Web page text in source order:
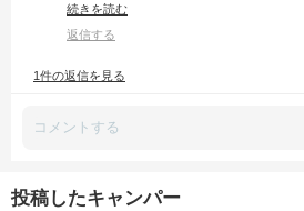
続きを読む
返信する
1件の返信を見る
投稿したキャンパー